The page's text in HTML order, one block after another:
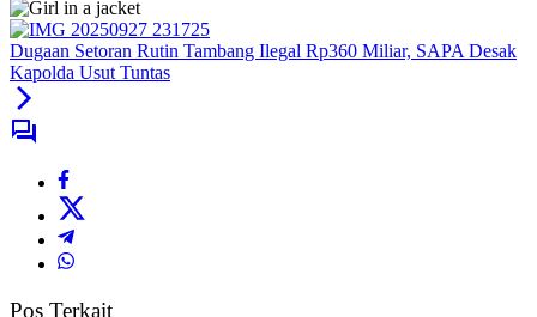
Dugaan Setoran Rutin Tambang Ilegal Rp360 Miliar, SAPA Desak
Kapolda Usut Tuntas
Pos Terkait